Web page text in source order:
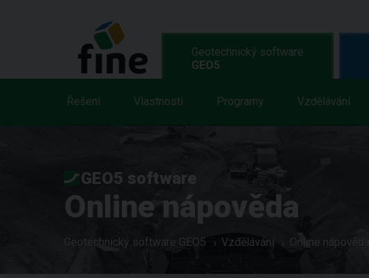
Geotechnický software
GEO5
Řešení Vlastnosti Programy Vzdělávání
GEO5 software
Online nápověda
Geotechnický software GEO5 Vzdělávání Online nápověda